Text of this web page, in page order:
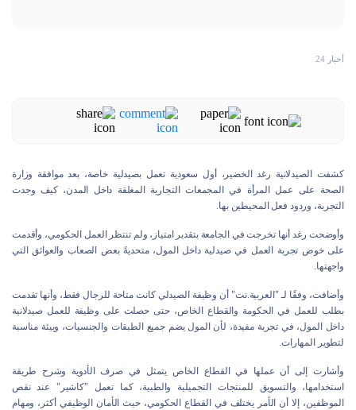
أخبار 24
كشفت الصيدلانية رغد الخضير، أول سعودية تعمل بصيدلية خاصة، بعد موافقة وزارة
الصحة على عمل المرأة في المجمعات التجارية المغلقة داخل المدن، كيف وجدت
التجربة، وردود فعل المحيطين بها.
وأوضحت رغد أنها تخرجت في الجامعة بتقدير امتياز، ولم تنتظر العمل الحكومي، وأقدمت
على خوض تجربة العمل في صيدلية داخل المول، متحديةً بعض الصعاب والعوائق التي
واجهتها.
وأضافت، وفقًا لـ "العربية.نت" أن وظيفة الصيدلي كانت متاحة للرجال فقط، وأنها تقدمت
بطلب للعمل في الحكومة والقطاع الخاص، حتى حصلت على وظيفة للعمل صيدلانية
داخل المول، في تجربة مفيدة، لأن المول يضم جميع الطبقات والجنسيات، وبيئة مناسبة
لتطوير المهارات.
وأشارت إلى أن عملها في القطاع الخاص يتمثل في صرف الأدوية وشرح طريقة
استخدامها، والتسويق للمنتجات التجميلية والطبية، كما تعمل "كاشير" عند نقص
الموظفين، إلا أن الأمر يختلف في القطاع الحكومي، حيث الأمان الوظيفي أكثر، ومهام